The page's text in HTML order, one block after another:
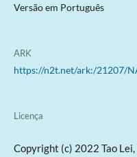
Versão em Português
ARK
https://n2t.net/ark:/21207/
Licença
Copyright (c) 2022 Tao